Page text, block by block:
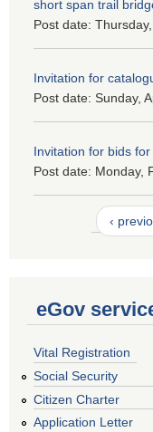
short span trail
Post date:
Invitation for
Post date: Sunday,
Invitation for bids
Post date: Monday,
‹
eGov
Vital Registration
Social Security
Citizen Charter
Application Letter